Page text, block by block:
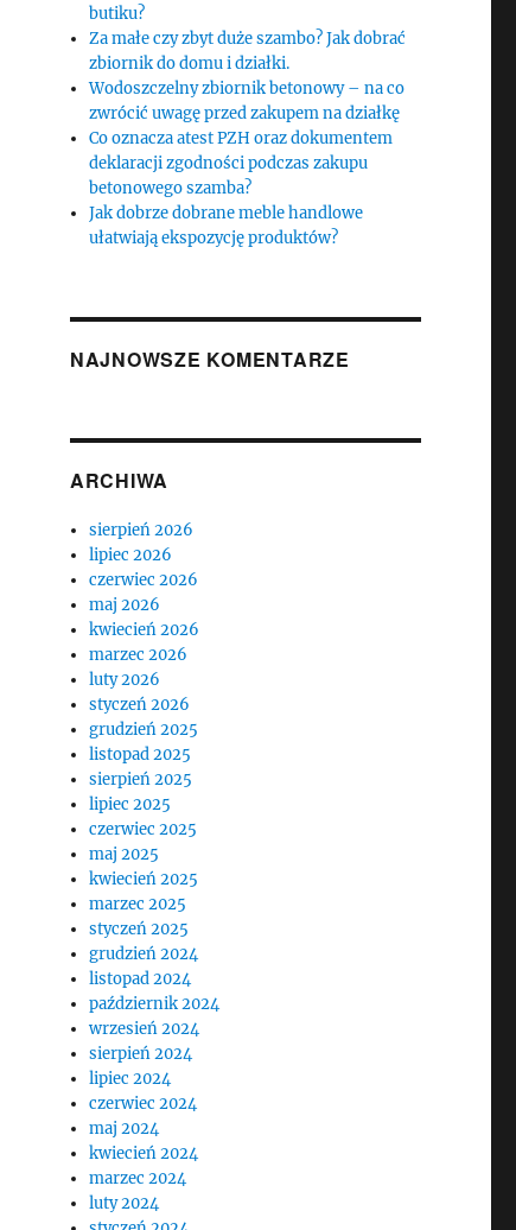
butiku?
Za małe czy zbyt duże szambo? Jak dobrać
zbiornik do domu i działki.
Wodoszczelny zbiornik betonowy – na co
zwrócić uwagę przed zakupem na działkę
Co oznacza atest PZH oraz dokumentem
deklaracji zgodności podczas zakupu
betonowego szamba?
Jak dobrze dobrane meble handlowe
ułatwiają ekspozycję produktów?
NAJNOWSZE KOMENTARZE
ARCHIWA
sierpień 2026
lipiec 2026
czerwiec 2026
maj 2026
kwiecień 2026
marzec 2026
luty 2026
styczeń 2026
grudzień 2025
listopad 2025
sierpień 2025
lipiec 2025
czerwiec 2025
maj 2025
kwiecień 2025
marzec 2025
styczeń 2025
grudzień 2024
listopad 2024
październik 2024
wrzesień 2024
sierpień 2024
lipiec 2024
czerwiec 2024
maj 2024
kwiecień 2024
marzec 2024
luty 2024